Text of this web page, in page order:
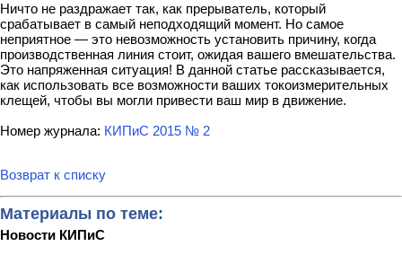
Ничто не раздражает так, как прерыватель, который
срабатывает в самый неподходящий момент. Но самое
неприятное — это невозможность установить причину, когда
производственная линия стоит, ожидая вашего вмешательства.
Это напряженная ситуация! В данной статье рассказывается,
как использовать все возможности ваших токоизмерительных
клещей, чтобы вы могли привести ваш мир в движение.
Номер журнала: КИПиС 2015 № 2
Возврат к списку
Материалы по теме:
Новости КИПиС